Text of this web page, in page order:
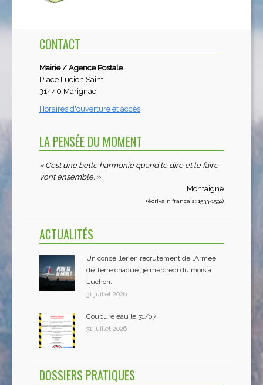
CONTACT
Mairie / Agence Postale
Place Lucien Saint
31440 Marignac
Horaires d'ouverture et accès
LA PENSÉE DU MOMENT
« C’est une belle harmonie quand le dire et le faire
vont ensemble. »
Montaigne
(écrivain français : 1533-1592)
ACTUALITÉS
Un conseiller en recrutement de l’Armée
de Terre chaque 3e mercredi du mois à
Luchon.
31 juillet 2026
Coupure eau le 31/07
31 juillet 2026
DOSSIERS PRATIQUES